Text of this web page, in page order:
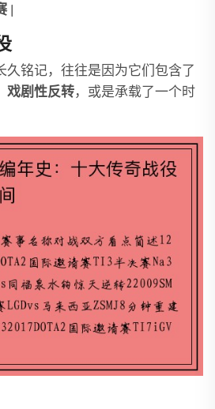
|
久铭记，往往是因为它们包含了
戏剧性反转，或是承载了一个时